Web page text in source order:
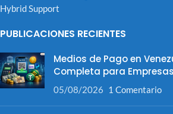
Hybrid Support
PUBLICACIONES RECIENTES
Medios de Pago en
Completa para
05/08/2026 1 Comentario